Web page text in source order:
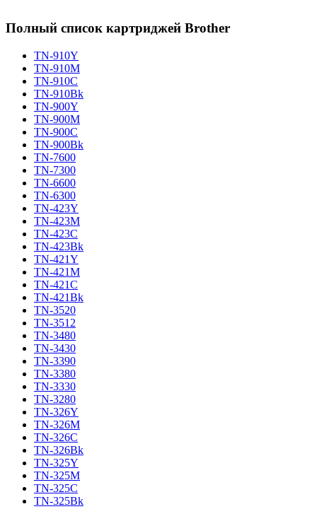
Полный список картриджей Brother
TN-910Y
TN-910M
TN-910C
TN-910Bk
TN-900Y
TN-900M
TN-900C
TN-900Bk
TN-7600
TN-7300
TN-6600
TN-6300
TN-423Y
TN-423M
TN-423C
TN-423Bk
TN-421Y
TN-421M
TN-421C
TN-421Bk
TN-3520
TN-3512
TN-3480
TN-3430
TN-3390
TN-3380
TN-3330
TN-3280
TN-326Y
TN-326M
TN-326C
TN-326Bk
TN-325Y
TN-325M
TN-325C
TN-325Bk